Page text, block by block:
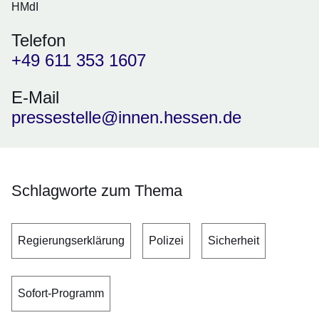
HMdI
Telefon
+49 611 353 1607
E-Mail
pressestelle@innen.hessen.de
Schlagworte zum Thema
Regierungserklärung Polizei Sicherheit
Sofort-Programm